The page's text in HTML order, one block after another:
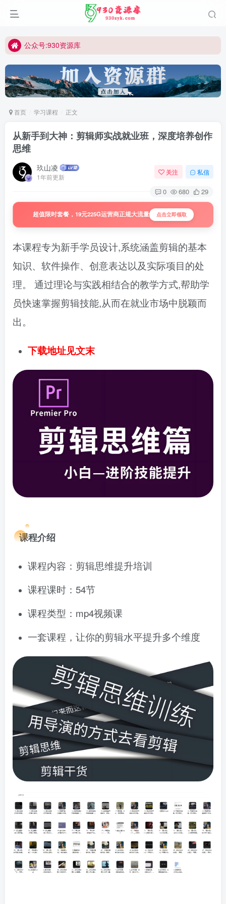
公众号:930资源库
首页 学习课程 正文
从新手到大神：剪辑师实战就业班，深度培养创作
思维
玖山凌
1年前更新
关注 私信
0 680 29
超值限时套餐，19元225G运营商正规大流量 点击立即领取
本课程专为新手学员设计,系统涵盖剪辑的基本
知识、软件操作、创意表达以及实际项目的处
理。 通过理论与实践相结合的教学方式,帮助学
员快速掌握剪辑技能,从而在就业市场中脱颖而
出。
下载地址见文末
课程介绍
课程内容：剪辑思维提升培训
课程课时：54节
课程类型：mp4视频课
一套课程，让你的剪辑水平提升多个维度